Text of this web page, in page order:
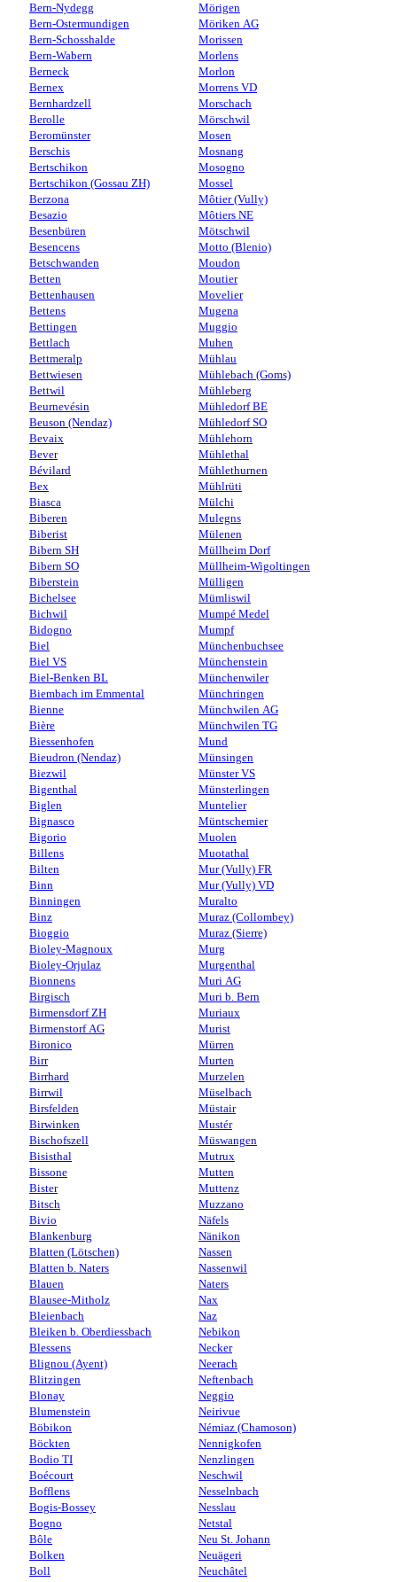
Bern-Nydegg
Bern-Ostermundigen
Bern-Schosshalde
Bern-Wabern
Berneck
Bernex
Bernhardzell
Berolle
Beromünster
Berschis
Bertschikon
Bertschikon (Gossau ZH)
Berzona
Besazio
Besenbüren
Besencens
Betschwanden
Betten
Bettenhausen
Bettens
Bettingen
Bettlach
Bettmeralp
Bettwiesen
Bettwil
Beurnevésin
Beuson (Nendaz)
Bevaix
Bever
Bévilard
Bex
Biasca
Biberen
Biberist
Bibern SH
Bibern SO
Biberstein
Bichelsee
Bichwil
Bidogno
Biel
Biel VS
Biel-Benken BL
Biembach im Emmental
Bienne
Bière
Biessenhofen
Bieudron (Nendaz)
Biezwil
Bigenthal
Biglen
Bignasco
Bigorio
Billens
Bilten
Binn
Binningen
Binz
Bioggio
Bioley-Magnoux
Bioley-Orjulaz
Bionnens
Birgisch
Birmensdorf ZH
Birmenstorf AG
Bironico
Birr
Birrhard
Birrwil
Birsfelden
Birwinken
Bischofszell
Bisisthal
Bissone
Bister
Bitsch
Bivio
Blankenburg
Blatten (Lötschen)
Blatten b. Naters
Blauen
Blausee-Mitholz
Bleienbach
Bleiken b. Oberdiessbach
Blessens
Blignou (Ayent)
Blitzingen
Blonay
Blumenstein
Böbikon
Böckten
Bodio TI
Boécourt
Bofflens
Bogis-Bossey
Bogno
Bôle
Bolken
Boll
Mörigen
Möriken AG
Morissen
Morlens
Morlon
Morrens VD
Morschach
Mörschwil
Mosen
Mosnang
Mosogno
Mossel
Môtier (Vully)
Môtiers NE
Mötschwil
Motto (Blenio)
Moudon
Moutier
Movelier
Mugena
Muggio
Muhen
Mühlau
Mühlebach (Goms)
Mühleberg
Mühledorf BE
Mühledorf SO
Mühlehorn
Mühlethal
Mühlethurnen
Mühlrüti
Mülchi
Mulegns
Mülenen
Müllheim Dorf
Müllheim-Wigoltingen
Mülligen
Mümliswil
Mumpé Medel
Mumpf
Münchenbuchsee
Münchenstein
Münchenwiler
Münchringen
Münchwilen AG
Münchwilen TG
Mund
Münsingen
Münster VS
Münsterlingen
Muntelier
Müntschemier
Muolen
Muotathal
Mur (Vully) FR
Mur (Vully) VD
Muralto
Muraz (Collombey)
Muraz (Sierre)
Murg
Murgenthal
Muri AG
Muri b. Bern
Muriaux
Murist
Mürren
Murten
Murzelen
Müselbach
Müstair
Mustér
Müswangen
Mutrux
Mutten
Muttenz
Muzzano
Näfels
Nänikon
Nassen
Nassenwil
Naters
Nax
Naz
Nebikon
Necker
Neerach
Neftenbach
Neggio
Neirivue
Némiaz (Chamoson)
Nennigkofen
Nenzlingen
Neschwil
Nesselnbach
Nesslau
Netstal
Neu St. Johann
Neuägeri
Neuchâtel